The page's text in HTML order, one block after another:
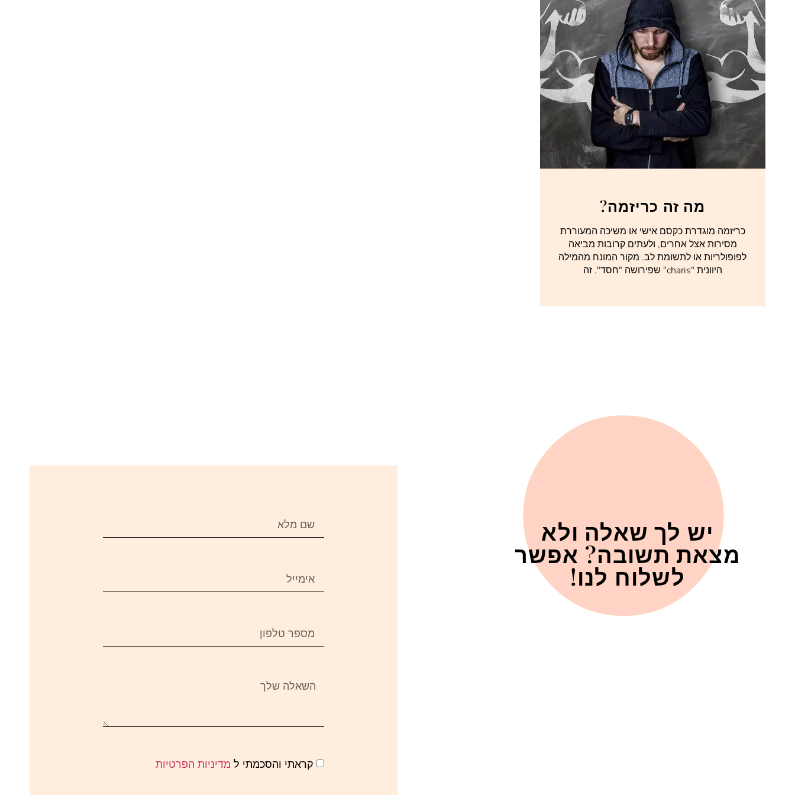
מה זה כריזמה?
כריזמה מוגדרת כקסם אישי או משיכה המעוררת
מסירות אצל אחרים, ולעתים קרובות מביאה
לפופולריות או לתשומת לב. מקור המונח מהמילה
היוונית "charis" שפירושה "חסד". זה
יש לך שאלה ולא
מצאת תשובה? אפשר
לשלוח לנו!
קראתי והסכמתי ל מדיניות הפרטיות